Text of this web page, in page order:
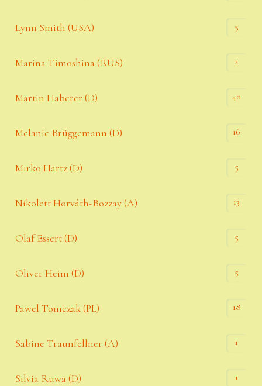
Lynn Smith (USA) 5
Marina Timoshina (RUS) 2
Martin Haberer (D) 40
Melanie Brüggemann (D) 16
Mirko Hartz (D) 5
Nikolett Horváth-Bozzay (A) 13
Olaf Essert (D) 5
Oliver Heim (D) 5
Pawel Tomczak (PL) 18
Sabine Traunfellner (A) 1
Silvia Ruwa (D) 1